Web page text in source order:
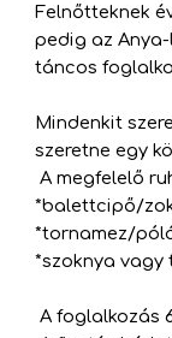
Felnőtteknek
pedig az
táncos
Mindenkit
szeretne egy
A megfelelő
*balettcipő/
*tornamez/
*szoknya vagy
A foglalkozás